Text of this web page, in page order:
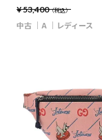
¥53,400（税込）
中古 A レディース